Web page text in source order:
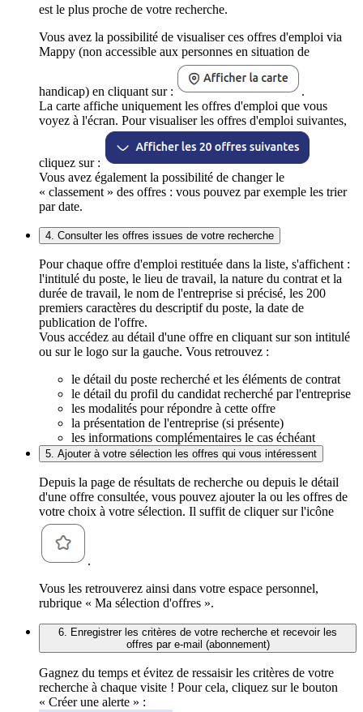
est le plus proche de votre recherche.
Vous avez la possibilité de visualiser ces offres d'emploi via
Mappy (non accessible aux personnes en situation de
handicap) en cliquant sur :
.
La carte affiche uniquement les offres d'emploi que vous
voyez à l'écran. Pour visualiser les offres d'emploi suivantes,
cliquez sur :
Vous avez également la possibilité de changer le
« classement » des offres : vous pouvez par exemple les trier
par date.
4. Consulter les offres issues de votre recherche
Pour chaque offre d'emploi restituée dans la liste, s'affichent :
l'intitulé du poste, le lieu de travail, la nature du contrat et la
durée de travail, le nom de l'entreprise si précisé, les 200
premiers caractères du descriptif du poste, la date de
publication de l'offre.
Vous accédez au détail d'une offre en cliquant sur son intitulé
ou sur le logo sur la gauche. Vous retrouvez :
le détail du poste recherché et les éléments de contrat
le détail du profil du candidat recherché par l'entreprise
les modalités pour répondre à cette offre
la présentation de l'entreprise (si présente)
les informations complémentaires le cas échéant
5. Ajouter à votre sélection les offres qui vous intéressent
Depuis la page de résultats de recherche ou depuis le détail
d'une offre consultée, vous pouvez ajouter la ou les offres de
votre choix à votre sélection. Il suffit de cliquer sur l'icône
.
Vous les retrouverez ainsi dans votre espace personnel,
rubrique « Ma sélection d'offres ».
6. Enregistrer les critères de votre recherche et recevoir les
offres par e-mail (abonnement)
Gagnez du temps et évitez de ressaisir les critères de votre
recherche à chaque visite ! Pour cela, cliquez sur le bouton
« Créer une alerte » :